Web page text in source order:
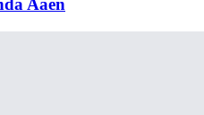
Aaen